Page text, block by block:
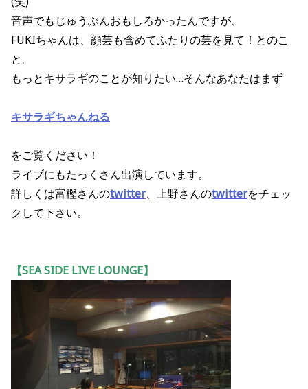
音声でもじゅうぶんおもしろかったんですが、
FUKIちゃんは、顔芸も含めてふたりの芸を見て！とのこ
と。
もっとキサラギのことが知りたい…そんなあなたはまず
キサラギちゃんねる
をご覧ください！
ライブにもたっくさん出演しています。
詳しくは富樫さんのtwitter、上野さんのtwitterをチェッ
クして下さい。
【SEA SIDE LIVE LOUNGE】